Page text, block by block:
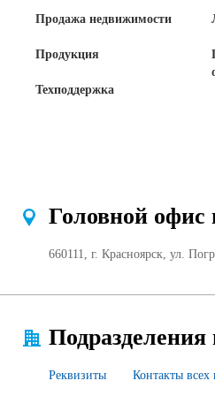
Продажа недвижимости
Продукция
Техподдержка
Головной офис
660111, г. Красноярск, ул.
Реквизиты Контакты всех